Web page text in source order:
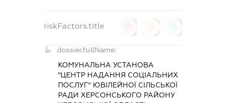
riskFactors.title
dossier.fullName:
КОМУНАЛЬНА УСТАНОВА
"ЦЕНТР НАДАННЯ СОЦІАЛЬНИХ
ПОСЛУГ" ЮВІЛЕЙНОЇ СІЛЬСЬКОЇ
РАДИ ХЕРСОНСЬКОГО РАЙОНУ